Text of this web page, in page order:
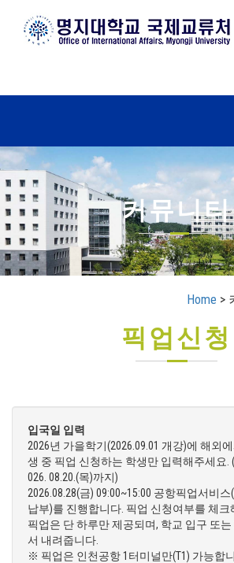
커뮤니티
Home >
픽업신청
입국일 입력
2026년 가을학기(2026.09.01 개강)에 해외
생 중 픽업 신청하는 학생만 입력해주세요.
026. 08.20.(목)까지)
2026.08.28(금) 09:00~15:00 공항픽업서비스
납부)를 진행합니다. 픽업 신청여부를 체크
픽업은 단 하루만 제공되며, 학교 입구 또
서 내려줍니다.
※ 픽업은 인천공항 1터미널만(T1) 가능합